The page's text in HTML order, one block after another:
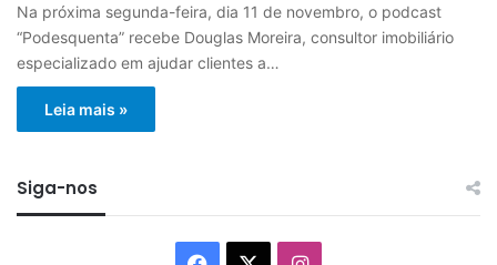
Na próxima segunda-feira, dia 11 de novembro, o podcast
“Podesquenta” recebe Douglas Moreira, consultor imobiliário
especializado em ajudar clientes a…
Leia mais »
Siga-nos